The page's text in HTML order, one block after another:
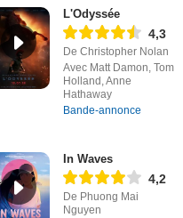
L'Odyssée
4,3
De Christopher Nolan
Avec Matt Damon, Tom
Holland, Anne
Hathaway
Bande-annonce
In Waves
4,2
De Phuong Mai
Nguyen